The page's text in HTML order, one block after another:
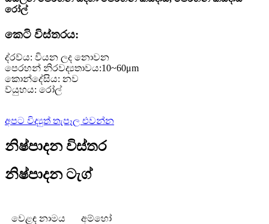
රෝල්
කෙටි විස්තරය:
ද්රව්ය: වියන ලද නොවන
පෙරහන් නිරවද්‍යතාවය:10~60μm
කොන්දේසිය: නව
ව්යුහය: රෝල්
අපට විද්‍යුත් තැපෑල එවන්න
නිෂ්පාදන විස්තර
නිෂ්පාදන ටැග්
වෙළඳ නාමය
අම්හෝ